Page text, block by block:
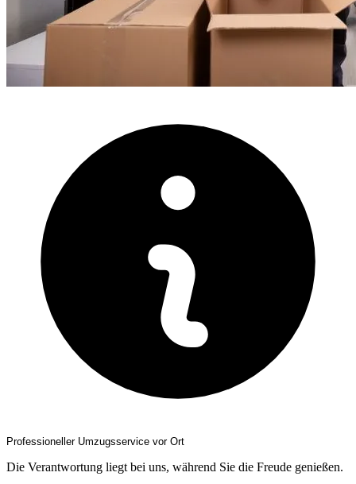
Professioneller Umzugsservice vor Ort
Die Verantwortung liegt bei uns, während Sie die Freude genießen.